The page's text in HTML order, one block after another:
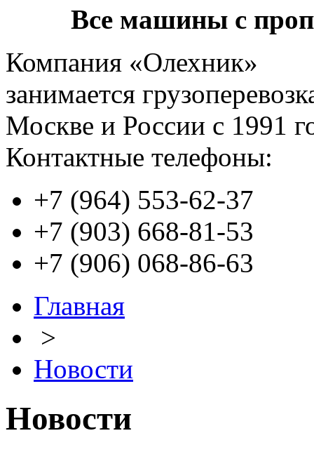
Все машины с
Компания «Олехник»
занимается
Москве и России с 1991
Контактные телефоны:
+7 (964) 553-62-37
+7 (903) 668-81-53
+7 (906) 068-86-63
Главная
>
Новости
Новости